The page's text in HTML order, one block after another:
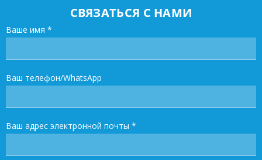
СВЯЗАТЬСЯ С НАМИ
Ваше имя *
Ваш телефон/WhatsApp
Ваш адрес электронной почты *